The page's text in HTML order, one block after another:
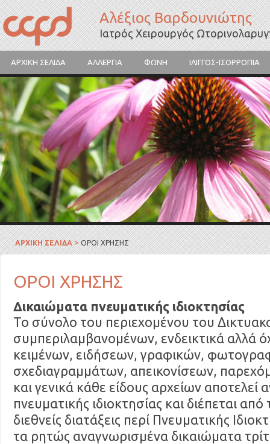
Αλέξιος Βαρδουνιώτης
Ιατρός Χειρουργός
ΑΡΧΙΚΗ ΣΕΛΙΔΑ ΑΛΛΕΡΓΙΑ ΦΩΝΗ ΙΛΙΓΓΟΣ-ΙΣΟΡΡΟΠΙΑ
Γύρη λουλουδιών
ΑΡΧΙΚΗ ΣΕΛΙΔΑ>ΟΡΟΙ ΧΡΗΣΗΣ
ΟΡΟΙ ΧΡΗΣΗΣ
Δικαιώματα πνευματικής ιδιοκτησίας
Το σύνολο του περιεχομένου του
συμπεριλαμβανομένων, ενδεικτικά αλλά
κειμένων, ειδήσεων, γραφικών,
σχεδιαγραμμάτων, απεικονίσεων,
και γενικά κάθε είδους αρχείων αποτελεί
πνευματικής ιδιοκτησίας και διέπεται από
διεθνείς διατάξεις περί Πνευματικής
τα ρητώς αναγνωρισμένα δικαιώματα